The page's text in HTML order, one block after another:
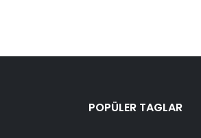
POPÜLER TAGLAR